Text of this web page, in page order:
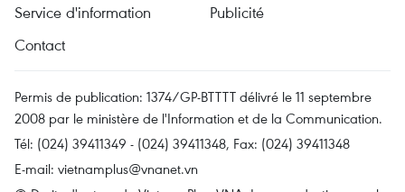
Service d'information
Publicité
Contact
Permis de publication: 1374/GP-BTTTT délivré le 11 septembre
2008 par le ministère de l'Information et de la Communication.
Tél: (024) 39411349 - (024) 39411348, Fax: (024) 39411348
E-mail: vietnamplus@vnanet.vn